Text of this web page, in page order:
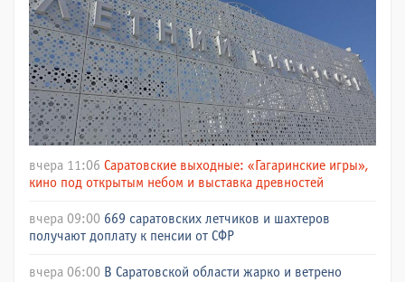
вчера 11:06 Саратовские выходные: «Гагаринские игры»,
кино под открытым небом и выставка древностей
вчера 09:00 669 саратовских летчиков и шахтеров
получают доплату к пенсии от СФР
вчера 06:00 В Саратовской области жарко и ветрено